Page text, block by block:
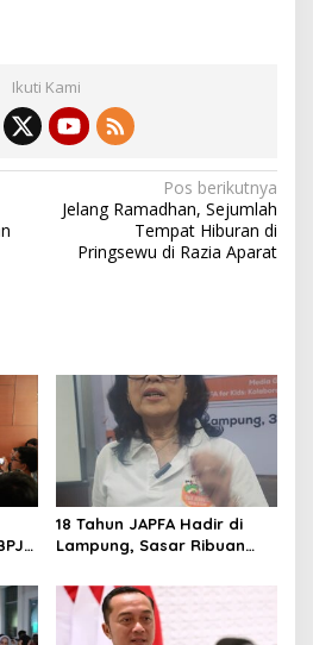
Ikuti Kami
Pos berikutnya
Jelang Ramadhan, Sejumlah
Tempat Hiburan di
Pringsewu di Razia Aparat
18 Tahun JAPFA Hadir di
Lampung, Sasar Ribuan
Sehat